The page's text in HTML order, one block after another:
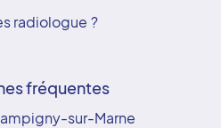
radiologue ?
fréquentes
sur-Marne